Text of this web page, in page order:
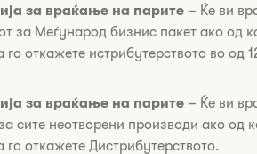
за враќање на парите – ​Ќе ви
за Меѓународ бизнис пакет ако од
го откажете истрибутерството во од
за враќање на парите – Ќе ви
сите неотворени производи ако од
го откажете Дистрибутерството.